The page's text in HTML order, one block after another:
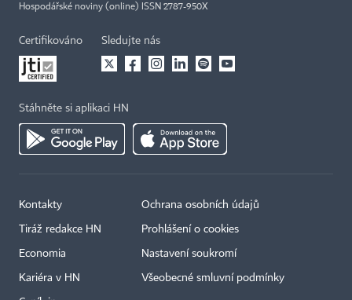
Hospodářské noviny (online) ISSN 2787-950X
Certifikováno Sledujte nás
Stáhněte si aplikaci HN
Kontakty
Tiráž redakce HN
Economia
Kariéra v HN
Ochrana osobních údajů
Prohlášení o cookies
Nastavení soukromí
Všeobecné smluvní podmínky